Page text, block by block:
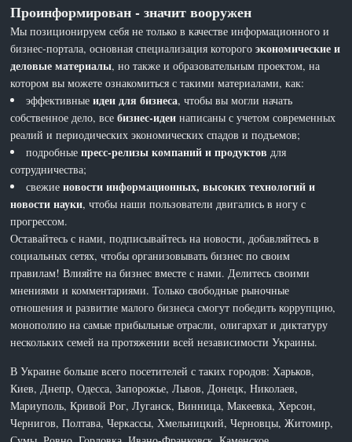
Проинформирован - значит вооружен
Мы позиционируем себя не только в качестве информационного и
бизнес-портала, основная специализация которогоэкономические и
деловые материалы, но также и образовательным проектом, на
котором вы можете ознакомиться с такими материалами, как:
эффективныеидеи для бизнеса, чтобы вы могли начать
собственное дело, всебизнес-идеи написаны с учетом современных
реалий и периодических экономических спадов и подъемов;
подробныепресс-релизы компаний и продуктов для
сотрудничества;
свежиеновости информационных, высоких технологий и
новости науки, чтобы наши пользователи двигались в ногу с
прогрессом.
Оставайтесь с нами, подписывайтесь на новости, добавляйтесь в
социальных сетях, чтобы организовывать бизнес по своим
правилам! Влияйте на бизнес вместе с нами. Делитесь своими
мнениями и комментариями. Только свободные рыночные
отношения и развитие малого бизнеса смогут победить коррупцию,
монополию на самые прибыльные отрасли, олигархат и диктатуру
нескольких семей на протяжении всей независимости Украины.
В Украине больше всего посетителей с таких городов: Харьков,
Киев, Днепр, Одесса, Запорожье, Львов, Донецк, Николаев,
Мариуполь, Кривой Рог, Луганск, Винница, Макеевка, Херсон,
Чернигов, Полтава, Черкассы, Хмельницкий, Черновцы, Житомир,